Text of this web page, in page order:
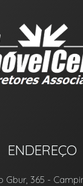
ENDEREÇO
Gbur, 365 -